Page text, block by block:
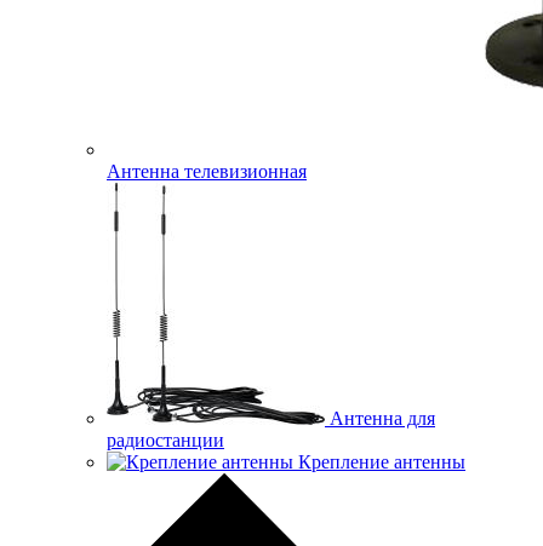
Антенна телевизионная
Антенна для
радиостанции
Крепление антенны